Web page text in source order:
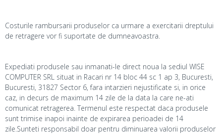
Costurile rambursarii produselor ca urmare a exercitarii dreptului
de retragere vor fi suportate de dumneavoastra.
Expediati produsele sau inmanati-le direct noua la sediul WISE
COMPUTER SRL situat in Racari nr 14 bloc 44 sc 1 ap 3, Bucuresti,
Bucuresti, 31827 Sector 6, fara intarzieri nejustificate si, in orice
caz, in decurs de maximum 14 zile de la data la care ne-ati
comunicat retragerea. Termenul este respectat daca produsele
sunt trimise inapoi inainte de expirarea perioadei de 14
zile.Sunteti responsabil doar pentru diminuarea valorii produselor